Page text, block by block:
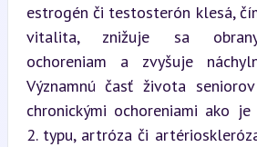
estrogén či testosterón klesá,
vitalita, znižuje sa
ochoreniam a zvyšuje
Významnú časť života
chronickými ochoreniami ako
2. typu, artróza či